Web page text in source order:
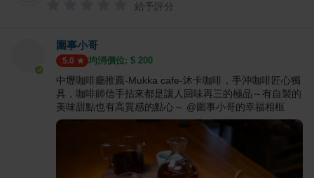
給予評分
圍事小哥
5.0 均消價位: $ 200
中壢咖啡廳推薦-Mukka cafe-沐卡咖啡，手沖咖啡匠心獨
具，咖啡師信手拈來都是讓人回味再三的極品～有自製的
美味甜點也有高質感的點心～ @圍事小哥的幸福相框